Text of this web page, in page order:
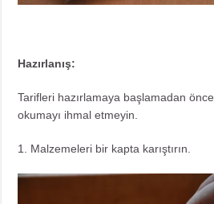
Hazırlanış:
Tarifleri hazırlamaya başlamadan önce
okumayı ihmal etmeyin.
1. Malzemeleri bir kapta karıştırın.